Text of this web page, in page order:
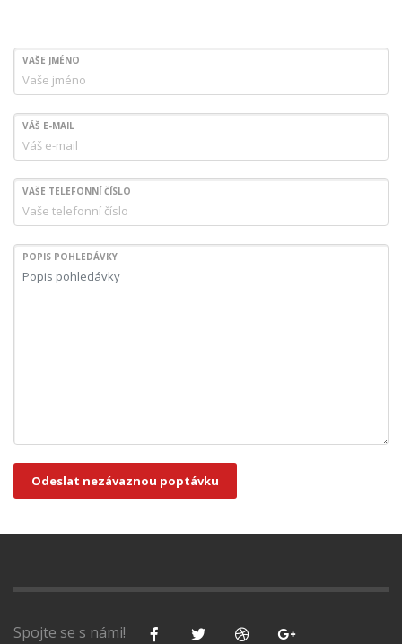
VAŠE JMÉNO
VÁŠ E-MAIL
VAŠE TELEFONNÍ ČÍSLO
POPIS POHLEDÁVKY
Odeslat nezávaznou poptávku
Spojte se s námi!